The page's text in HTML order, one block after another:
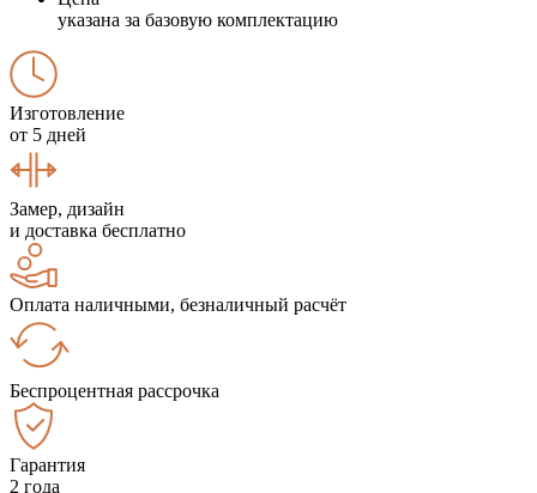
указана за базовую комплектацию
Изготовление
от 5 дней
Замер, дизайн
и доставка бесплатно
Оплата наличными, безналичный расчёт
Беспроцентная рассрочка
Гарантия
2 года